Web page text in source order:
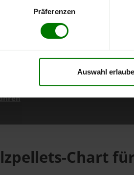
Präferenzen
Auswahl
aktuellen Stand
Chart